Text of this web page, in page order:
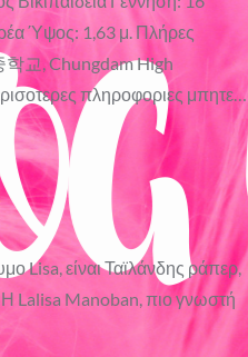
Ύψος: 1,63 μ. Πλήρες
교, Chungdam High
πληροφοριες μπητε…
Lisa, είναι Ταϊλάνδης ράπερ,
Lalisa Manoban, πιο γνωστή